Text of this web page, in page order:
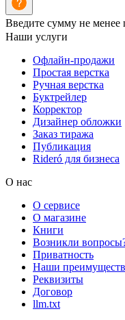
Введите сумму не менее
Наши услуги
Офлайн-продажи
Простая верстка
Ручная верстка
Буктрейлер
Корректор
Дизайнер обложки
Заказ тиража
Публикация
Rideró для бизнеса
О нас
О сервисе
О магазине
Книги
Возникли
Приватность
Наши
Реквизиты
Договор
llm.txt